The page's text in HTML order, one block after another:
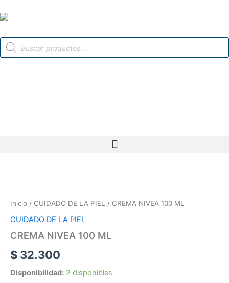
al
Búsqueda
de
Inicio / CUIDADO DE LA PIEL / CREMA NIVEA 100 ML
CUIDADO DE LA PIEL
CREMA NIVEA 100 ML
$ 32.300
Disponibilidad: 2 disponibles
ML
cantidad